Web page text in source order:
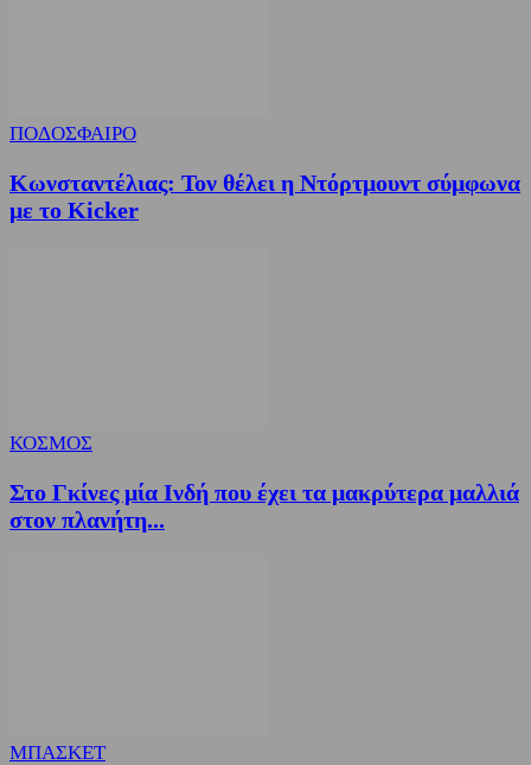
ΠΟΔΟΣΦΑΙΡΟ
Κωνσταντέλιας: Τον θέλει η Ντόρτμουντ σύμφωνα
με το Kicker
ΚΟΣΜΟΣ
Στο Γκίνες μία Ινδή που έχει τα μακρύτερα μαλλιά
στον πλανήτη...
ΜΠΑΣΚΕΤ